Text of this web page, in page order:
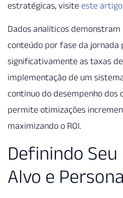
estratégicas, visite este artigo
Dados analíticos demonstram
conteúdo por fase da jornada
significativamente as taxas
implementação de um
contínuo do desempenho dos
permite otimizações
maximizando o ROI.
Definindo
Alvo e Persona